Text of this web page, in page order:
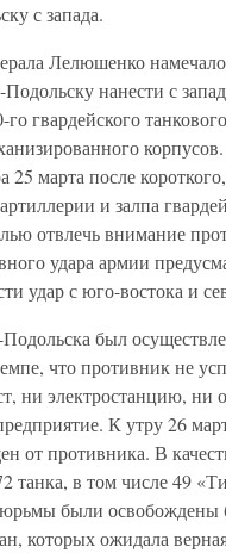
с запада.
Лелюшенко
нанести с
гвардейского
25 марта после
и залпа
отвлечь внимание
удара армии
удар с юго-востока и
был
что противник не
ни электростанцию, ни
К утру 26
от противника. В
танка, в том числе 49
были освобождены
которых ожидала